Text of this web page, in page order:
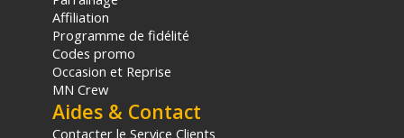
Affiliation
Programme de fidélité
Codes promo
Occasion et Reprise
MN Crew
Aides & Contact
Contacter le Service Clients